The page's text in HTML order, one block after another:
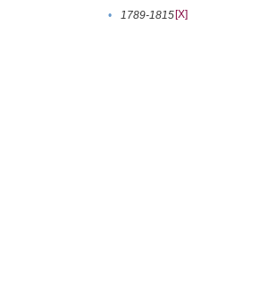
•
1789-1815[X]